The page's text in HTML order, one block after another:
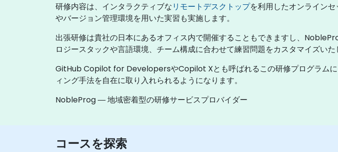
研修内容は、インタラクティブなリモートデスクトップを利用したオンライン
やバージョン管理環境を用いた実習も実施します。
出張研修は貴社の日本にあるオフィス内で開催することもできますし、
ロジースタックや言語環境、チーム構成に合わせて練習問題をカスタマイズいた
GitHub Copilot for DevelopersやCopilot Xとも呼ばれるこの研修プログラム
ィング手法を自在に取り入れられるようになります。
NobleProg ― 地域密着型の研修サービスプロバイダー
コースを探索